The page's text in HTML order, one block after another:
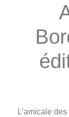
L’amicale